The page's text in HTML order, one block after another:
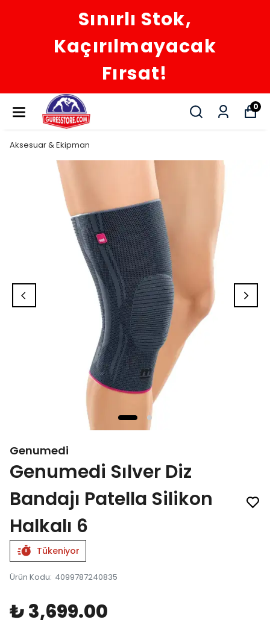
Sınırlı Stok,
Kaçırılmayacak
Fırsat!
0
Aksesuar & Ekipman
Genumedi
Genumedi Sılver Diz
Bandajı Patella Silikon
Halkalı 6
Tükeniyor
Ürün Kodu: 4099787240835
₺ 3,699.00